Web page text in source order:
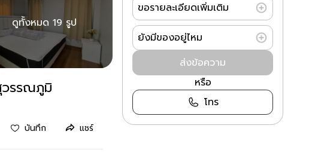
ดูทั้งหมด 19 รูป
วรรณภูมิ
บันทึก แชร์
ขอรายละเอียดเพิ่มเติม
ยังมีของอยู่ไหม
ส่งข้อความ
หรือ
โทร